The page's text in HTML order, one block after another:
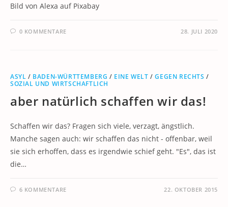
Bild von Alexa auf Pixabay
0 KOMMENTARE 28. JULI 2020
ASYL / BADEN-WÜRTTEMBERG / EINE WELT /GEGEN RECHTS /
SOZIAL UND WIRTSCHAFTLICH
aber natürlich schaffen wir das!
Schaffen wir das? Fragen sich viele, verzagt, ängstlich.
Manche sagen auch: wir schaffen das nicht - offenbar, weil
sie sich erhoffen, dass es irgendwie schief geht. "Es", das ist
die…
6 KOMMENTARE 22. OKTOBER 2015